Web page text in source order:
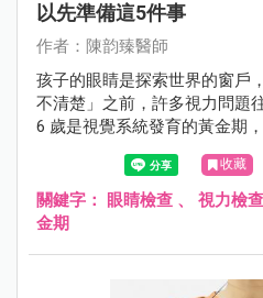
以先準備這5件事
作者：陳韵臻醫師
孩子的眼睛是探索世界的窗戶
不清楚」之前，許多視力問題
6 歲是視覺系統發育的黃金期
損傷將是不可逆的。5 大實用
科檢查不再是孩子的恐懼，而
收藏
關鍵字： 眼睛檢查 、 視力檢查
金期